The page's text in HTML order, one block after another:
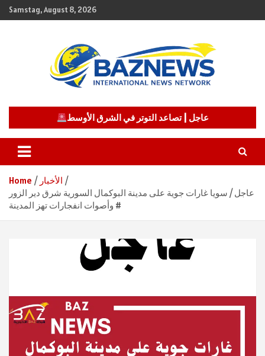
Skip
to
Samstag, August 8, 2026
BAZNEWS
عاجل | تصاعد التوتر في الشرق الأوسط
Home
الأخبار
عاجل / سويا غارات جوية على مدينة البوكمال السورية شرق دير الزور
وأصوات انفجارات تهز المدينة #